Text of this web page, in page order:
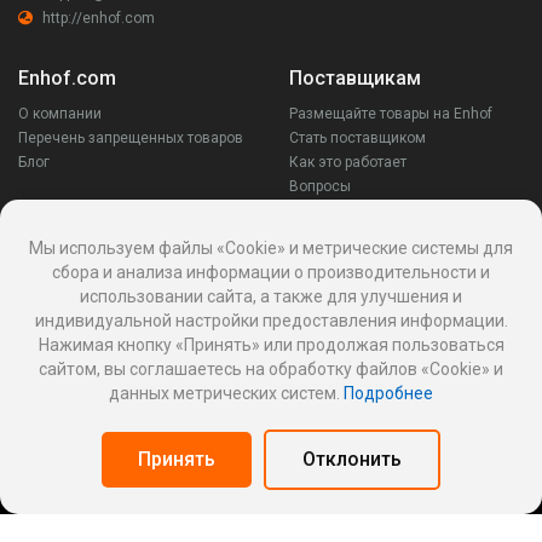
http://enhof.com
Enhof.com
О компании
Перечень запрещенных товаров
Блог
Поставщикам
Размещайте товары на Enhof
Стать поставщиком
Как это работает
Вопросы
Заказчикам
Аккаунт
Ваши запросы
Споры
Написать поставщику
Написать в поддержку
Оставайся на связи
Политика Cookies
Мы используем файлы «Cookie» и метрические системы для
сбора и анализа информации о производительности и
использовании сайта, а также для улучшения и
индивидуальной настройки предоставления информации.
Нажимая кнопку «Принять» или продолжая пользоваться
сайтом, вы соглашаетесь на обработку файлов «Cookie» и
данных метрических систем. Подробнее
Принять Отклонить